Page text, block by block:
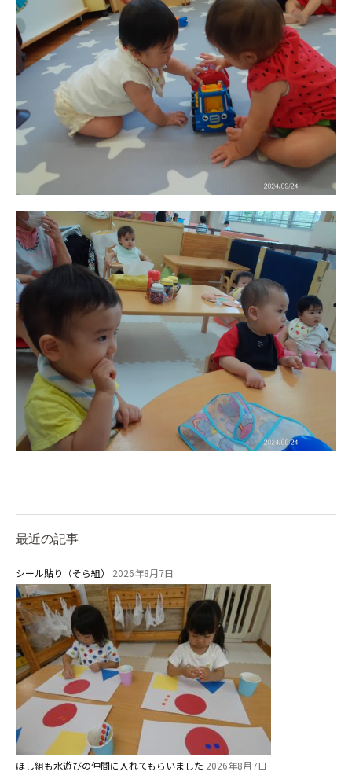
最近の記事
シール貼り（そら組） 2026年8月7日
ほし組も水遊びの仲間に入れてもらいました 2026年8月7日
お知らせ
今日の幼稚園